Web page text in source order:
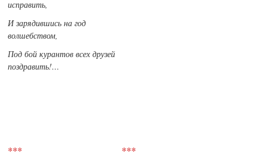
исправить,
И зарядившись на год
волшебством,
Под бой курантов всех друзей
поздравить!…
*** ***